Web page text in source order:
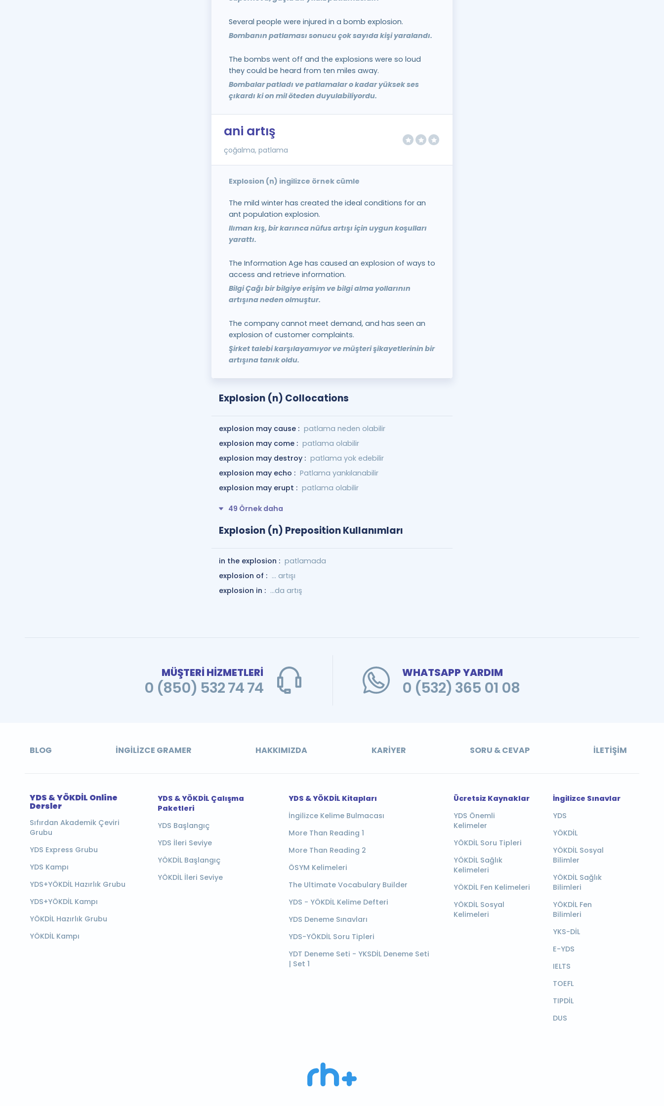
Several people were injured in a bomb explosion.
Bombanın patlaması sonucu çok sayıda kişi yaralandı.
The bombs went off and the explosions were so loud
they could be heard from ten miles away.
Bombalar patladı ve patlamalar o kadar yüksek ses
çıkardı ki on mil öteden duyulabiliyordu.
ani artış
çoğalma, patlama
Explosion (n) ingilizce örnek cümle
The mild winter has created the ideal conditions for an
ant population explosion.
Ilıman kış, bir karınca nüfus artışı için uygun koşulları
yarattı.
The Information Age has caused an explosion of ways to
access and retrieve information.
Bilgi Çağı bir bilgiye erişim ve bilgi alma yollarının
artışına neden olmuştur.
The company cannot meet demand, and has seen an
explosion of customer complaints.
Şirket talebi karşılayamıyor ve müşteri şikayetlerinin bir
artışına tanık oldu.
Explosion (n) Collocations
explosion may cause : patlama neden olabilir
explosion may come : patlama olabilir
explosion may destroy : patlama yok edebilir
explosion may echo : Patlama yankılanabilir
explosion may erupt : patlama olabilir
49 Örnek daha
Explosion (n) Preposition Kullanımları
in the explosion : patlamada
explosion of : ... artışı
explosion in : ...da artış
MÜŞTERİ HİZMETLERİ
0 (850) 532 74 74
WHATSAPP YARDIM
0 (532) 365 01 08
BLOG İNGILIZCE GRAMER HAKKIMIZDA KARIYER SORU & CEVAP İLETIŞIM
YDS & YÖKDİL Online
Dersler
Sıfırdan Akademik Çeviri
Grubu
YDS Express Grubu
YDS Kampı
YDS+YÖKDİL Hazırlık Grubu
YDS+YÖKDİL Kampı
YÖKDİL Hazırlık Grubu
YÖKDİL Kampı
YDS & YÖKDİL Çalışma
Paketleri
YDS Başlangıç
YDS İleri Seviye
YÖKDİL Başlangıç
YÖKDİL İleri Seviye
YDS & YÖKDİL Kitapları
İngilizce Kelime Bulmacası
More Than Reading 1
More Than Reading 2
ÖSYM Kelimeleri
The Ultimate Vocabulary Builder
YDS - YÖKDİL Kelime Defteri
YDS Deneme Sınavları
YDS-YÖKDİL Soru Tipleri
YDT Deneme Seti - YKSDİL Deneme Seti
| Set 1
Ücretsiz Kaynaklar
YDS Önemli
Kelimeler
YÖKDİL Soru Tipleri
YÖKDİL Sağlık
Kelimeleri
YÖKDİL Fen Kelimeleri
YÖKDİL Sosyal
Kelimeleri
İngilizce Sınavlar
YDS
YÖKDİL
YÖKDİL Sosyal
Bilimler
YÖKDİL Sağlık
Bilimleri
YÖKDİL Fen
Bilimleri
YKS-DİL
E-YDS
IELTS
TOEFL
TIPDİL
DUS